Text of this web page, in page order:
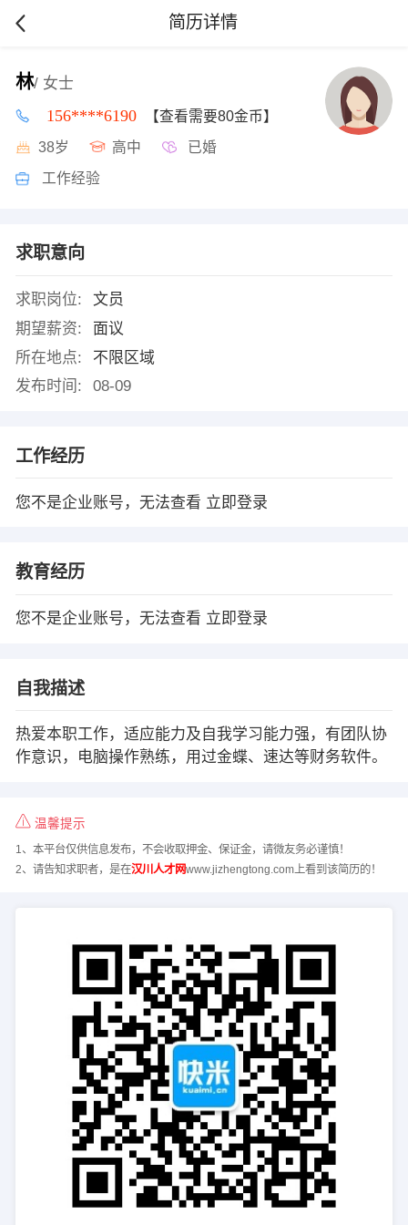
简历详情
林/ 女士
156****6190 【查看需要80金币】
38岁 高中 已婚
工作经验
求职意向
求职岗位:
文员
期望薪资:
面议
所在地点:
不限区域
发布时间:
08-09
工作经历
您不是企业账号，无法查看 立即登录
教育经历
您不是企业账号，无法查看 立即登录
自我描述
热爱本职工作，适应能力及自我学习能力强，有团队协
作意识，电脑操作熟练，用过金蝶、速达等财务软件。
温馨提示
1、本平台仅供信息发布，不会收取押金、保证金，请微友务必谨慎！
2、请告知求职者，是在汉川人才网www.jizhengtong.com上看到该简历的！